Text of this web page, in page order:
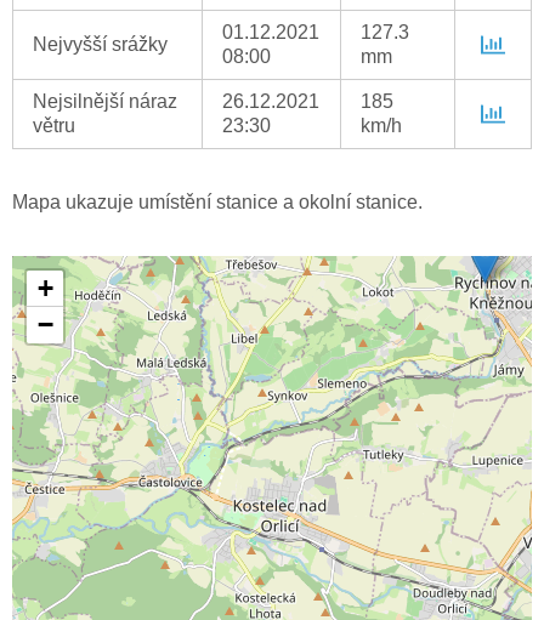
Nejvyšší srážky
01.12.2021
08:00
127.3
mm
Nejsilnější náraz
větru
26.12.2021
23:30
185
km/h
Mapa ukazuje umístění stanice a okolní stanice.
+
−